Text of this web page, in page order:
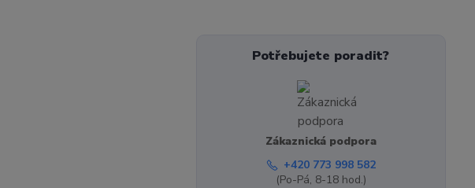
Potřebujete poradit?
Zákaznická podpora
+420 773 998 582
(Po-Pá, 8-18 hod.)